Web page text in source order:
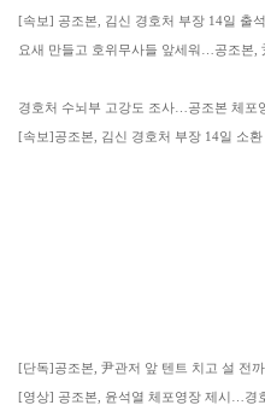
[속보] 공조본, 김신 경호처 부장 14일 출
요새 만들고 호위무사들 앞세워…공조본,
경호처 수뇌부 고강도 조사…공조본 체포
[속보]공조본, 김신 경호처 부장 14일 소
[단독]공조본, 尹관저 앞 텐트 치고 설 전
[영상] 공조본, 윤석열 체포영장 제시…경